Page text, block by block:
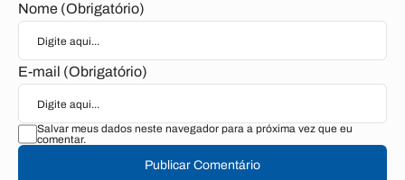
Nome (Obrigatório)
E-mail (Obrigatório)
Salvar meus dados neste navegador para a próxima vez que eu
comentar.
Publicar Comentário